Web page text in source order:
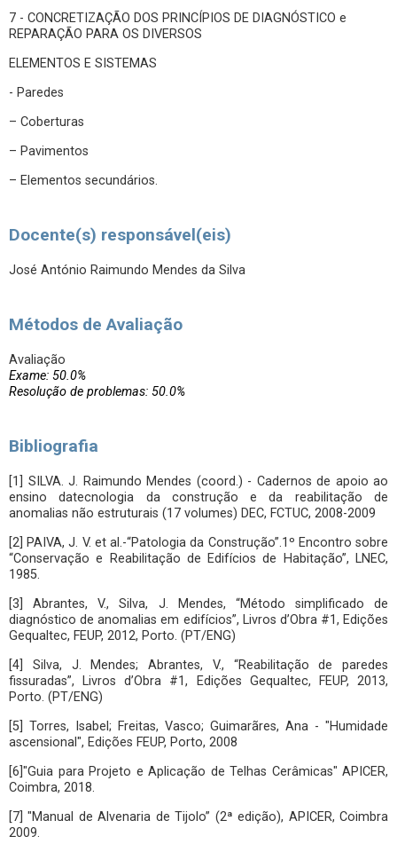
7 - CONCRETIZAÇÃO DOS PRINCÍPIOS DE DIAGNÓSTICO e
REPARAÇÃO PARA OS DIVERSOS
ELEMENTOS E SISTEMAS
- Paredes
– Coberturas
– Pavimentos
– Elementos secundários.
Docente(s) responsável(eis)
José António Raimundo Mendes da Silva
Métodos de Avaliação
Avaliação
Exame: 50.0%
Resolução de problemas: 50.0%
Bibliografia
[1] SILVA. J. Raimundo Mendes (coord.) - Cadernos de apoio ao
ensino datecnologia da construção e da reabilitação de
anomalias não estruturais (17 volumes) DEC, FCTUC, 2008-2009
[2] PAIVA, J. V. et al.-“Patologia da Construção”.1º Encontro sobre
“Conservação e Reabilitação de Edifícios de Habitação”, LNEC,
1985.
[3] Abrantes, V., Silva, J. Mendes, “Método simplificado de
diagnóstico de anomalias em edifícios”, Livros d’Obra #1, Edições
Gequaltec, FEUP, 2012, Porto. (PT/ENG)
[4] Silva, J. Mendes; Abrantes, V., “Reabilitação de paredes
fissuradas”, Livros d’Obra #1, Edições Gequaltec, FEUP, 2013,
Porto. (PT/ENG)
[5] Torres, Isabel; Freitas, Vasco; Guimarãres, Ana - "Humidade
ascensional", Edições FEUP, Porto, 2008
[6]"Guia para Projeto e Aplicação de Telhas Cerâmicas" APICER,
Coimbra, 2018.
[7] "Manual de Alvenaria de Tijolo” (2ª edição), APICER, Coimbra
2009.